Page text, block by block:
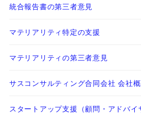
統合報告書の第三者意見
マテリアリティ特定の支援
マテリアリティの第三者意見
サスコンサルティング合同会社 会社
スタートアップ支援（顧問・アドバイ